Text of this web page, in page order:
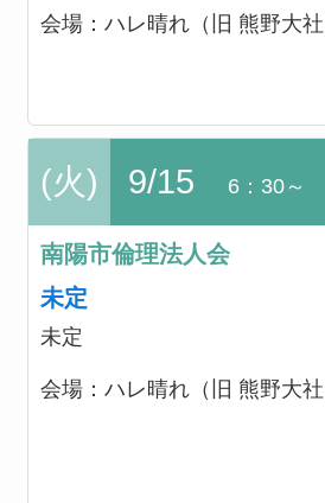
会場： ハレ晴れ（旧 熊野大社
(火) 9/15 6：30～
南陽市倫理法人会
未定
未定
会場： ハレ晴れ（旧 熊野大社